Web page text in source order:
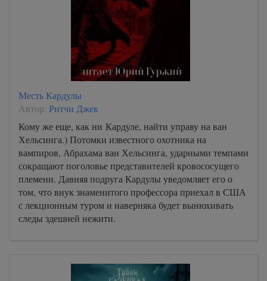
Месть Кардулы
Автор: Ритчи Джек
Кому же еще, как ни Кардуле, найти управу на ван
Хельсинга.) Потомки известного охотника на
вампиров, Абрахама ван Хельсинга, ударными темпами
сокращают поголовье представителей кровососущего
племени. Давняя подруга Кардулы уведомляет его о
том, что внук знаменитого профессора приехал в США
с лекционным туром и наверняка будет вынюхивать
следы здешней нежити.